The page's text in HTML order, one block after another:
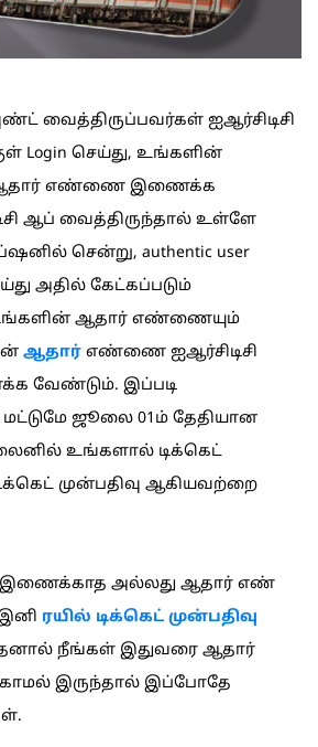
வைத்திருப்பவர்கள் ஐஆர்சிடிசி
Login செய்து, உங்களின்
ஆதார் எண்ணை இணைக்க
ஆப் வைத்திருந்தால் உள்ளே
சென்று, authentic user
அதில் கேட்கப்படும்
ஆதார் எண்ணையும்
ஆதார் எண்ணை ஐஆர்சிடிசி
வேண்டும். இப்படி
ஜூலை 01ம் தேதியான
உங்களால் டிக்கெட்
முன்பதிவு ஆகியவற்றை
அல்லது ஆதார் எண்
ரயில் டிக்கெட் முன்பதிவு
நீங்கள் இதுவரை ஆதார்
இருந்தால் இப்போதே